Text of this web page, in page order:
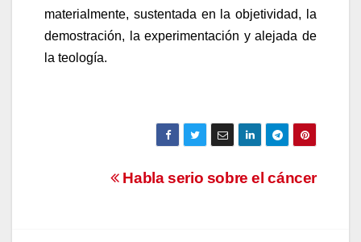
materialmente, sustentada en la objetividad, la
demostración, la experimentación y alejada de
la teología.
Navegación
Habla serio sobre el cáncer